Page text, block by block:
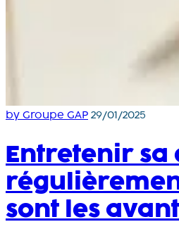
by Groupe GAP 29/01/2025
Entretenir sa
sont les